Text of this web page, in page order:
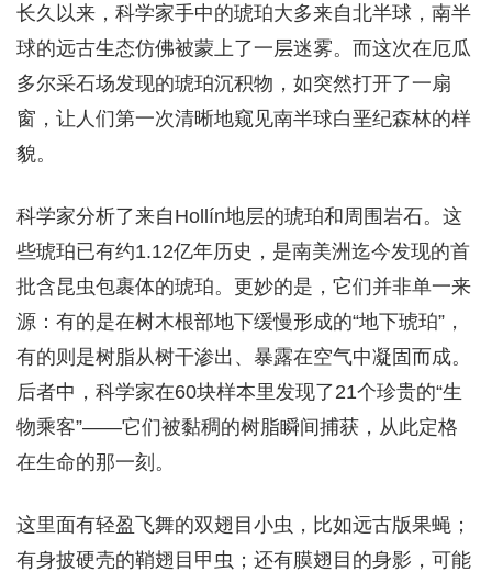
长久以来，科学家手中的琥珀大多来自北半球，南半
球的远古生态仿佛被蒙上了一层迷雾。而这次在厄瓜
多尔采石场发现的琥珀沉积物，如突然打开了一扇
窗，让人们第一次清晰地窥见南半球白垩纪森林的样
貌。
科学家分析了来自Hollín地层的琥珀和周围岩石。这
些琥珀已有约1.12亿年历史，是南美洲迄今发现的首
批含昆虫包裹体的琥珀。更妙的是，它们并非单一来
源：有的是在树木根部地下缓慢形成的“地下琥珀”，
有的则是树脂从树干渗出、暴露在空气中凝固而成。
后者中，科学家在60块样本里发现了21个珍贵的“生
物乘客”——它们被黏稠的树脂瞬间捕获，从此定格
在生命的那一刻。
这里面有轻盈飞舞的双翅目小虫，比如远古版果蝇；
有身披硬壳的鞘翅目甲虫；还有膜翅目的身影，可能